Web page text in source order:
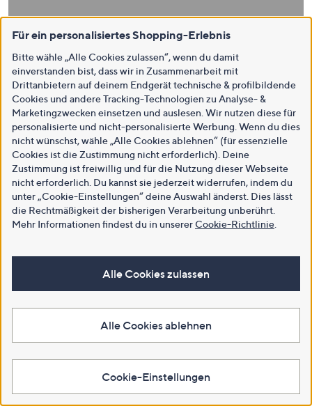
Für ein personalisiertes Shopping-Erlebnis
Bitte wähle „Alle Cookies zulassen“, wenn du damit
einverstanden bist, dass wir in Zusammenarbeit mit
Drittanbietern auf deinem Endgerät technische & profilbildende
Cookies und andere Tracking-Technologien zu Analyse- &
Marketingzwecken einsetzen und auslesen. Wir nutzen diese für
personalisierte und nicht-personalisierte Werbung. Wenn du dies
nicht wünschst, wähle „Alle Cookies ablehnen“ (für essenzielle
Cookies ist die Zustimmung nicht erforderlich). Deine
Zustimmung ist freiwillig und für die Nutzung dieser Webseite
nicht erforderlich. Du kannst sie jederzeit widerrufen, indem du
unter „Cookie-Einstellungen“ deine Auswahl änderst. Dies lässt
die Rechtmäßigkeit der bisherigen Verarbeitung unberührt.
Mehr Informationen findest du in unsererCookie-Richtlinie
Alle Cookies zulassen
Alle Cookies ablehnen
Cookie-Einstellungen